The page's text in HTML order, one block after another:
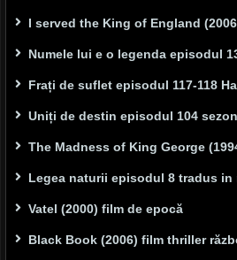
I served the King of England
Numele lui e o legenda episodul
Frați de suflet episodul 117-118
Uniți de destin episodul 104
The Madness of King George
Legea naturii episodul 8 tradus in
Vatel (2000) film de epocă
Black Book (2006) film thriller